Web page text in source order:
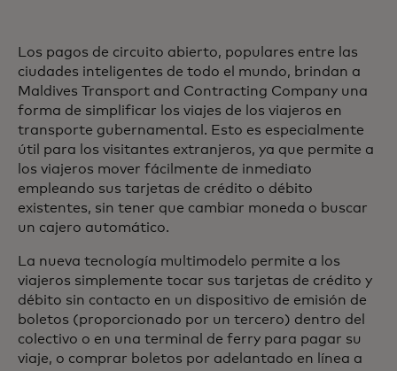
Los pagos de circuito abierto, populares entre las
ciudades inteligentes de todo el mundo, brindan a
Maldives Transport and Contracting Company una
forma de simplificar los viajes de los viajeros en
transporte gubernamental. Esto es especialmente
útil para los visitantes extranjeros, ya que permite a
los viajeros mover fácilmente de inmediato
empleando sus tarjetas de crédito o débito
existentes, sin tener que cambiar moneda o buscar
un cajero automático.
La nueva tecnología multimodelo permite a los
viajeros simplemente tocar sus tarjetas de crédito y
débito sin contacto en un dispositivo de emisión de
boletos (proporcionado por un tercero) dentro del
colectivo o en una terminal de ferry para pagar su
viaje, o comprar boletos por adelantado en línea a